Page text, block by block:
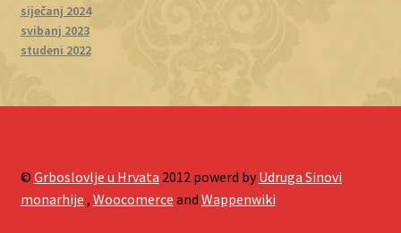
siječanj 2024
svibanj 2023
studeni 2022
© Grboslovlje u Hrvata 2012 powerd byUdruga Sinovi
monarhije , Woocomerce and Wappenwiki